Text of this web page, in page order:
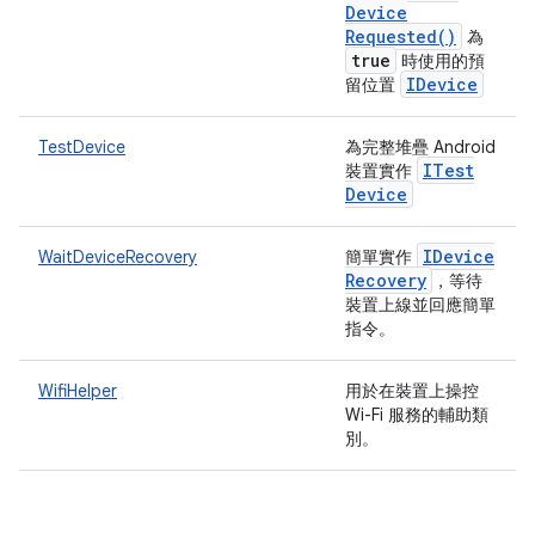
Device
Requested( ) 為
true 時使用的預
留位置 IDevice
TestDevice
為完整堆疊 Android
裝置實作 ITest
Device
WaitDeviceRecovery 簡單實作 IDevice
Recovery
，等待
裝置上線並回應簡單
指令。
WifiHelper
用於在裝置上操控
Wi-Fi 服務的輔助類
別。